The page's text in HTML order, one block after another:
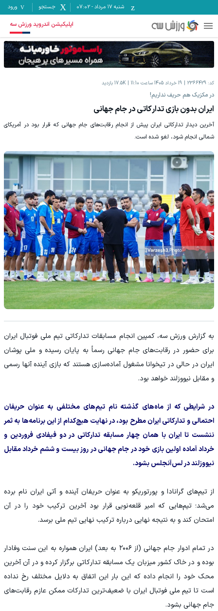
شنبه ۱۷ مرداد -
07:02 جستجو ورود
اپلیکیشن اندروید ورزش سه
کد: 2366429 19 خرداد 1405 ساعت 11:10 17.5K بازدید
در مکزیک هم حریف نداریم!
ایران بدون بازی تدارکاتی در جام جهانی
آخرین دیدار تدارکاتی ایران پیش از انجام رقابت‌های جام جهانی که قرار بود در آمریکای
شمالی انجام شود، لغو شده است.
به گزارش ورزش سه، کمپین انجام مسابقات تدارکاتی تیم ملی فوتبال ایران
برای حضور در رقابت‌های جام جهانی رسماً به پایان رسیده و ملی پوشان
ایران در حالی در تیخوانا مشغول آماده‌سازی هستند که بازی آینده آنها رسمی
و مقابل نیووزلند خواهد بود.
در شرایطی که از ماه‌های گذشته نام تیم‌های مختلفی به عنوان حریفان
احتمالی و تدارکاتی ایران مطرح بود، در نهایت هیچ‌کدام از این برنامه‌ها به ثمر
ننشست تا ایران با همان چهار مسابقه تدارکاتی در دو فیفادی فروردین و
خرداد آماده اولین بازی خود در جام جهانی در روز بیست و ششم خرداد مقابل
نیووزلند در لس‌آنجلس بشود.
از تیم‌های گرانادا و پورتوریکو به عنوان حریفان آینده و آتی ایران نام برده
می‌شد؛ تیم‌هایی که امیر قلعه‌نویی قرار بود آخرین ترکیب خود را در آن
امتحان کند و به نتیجه نهایی درباره ترکیب نهایی تیم ملی برسد.
در تمام ادوار جام جهانی (از ۲۰۰۶ به بعد) ایران همواره به این سنت وفادار
بوده و در خاک کشور میزبان یک مسابقه تدارکاتی برگزار کرده و در آن آخرین
محک خود را انجام داده که این بار این اتفاق به دلایل مختلف رخ نداده
است تا تیم ملی فوتبال ایران با ضعیف‌ترین تدارکات ممکن عازم رقابت‌های
جام جهانی بشود.